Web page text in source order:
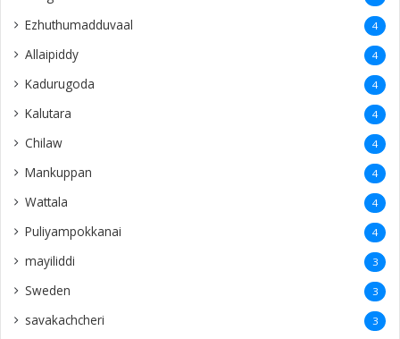
Ezhuthumadduvaal 4
Allaipiddy 4
Kadurugoda 4
Kalutara 4
Chilaw 4
Mankuppan 4
Wattala 4
Puliyampokkanai 4
mayiliddi 3
Sweden 3
savakachcheri 3